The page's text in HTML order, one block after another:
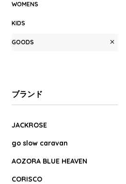
WOMENS
KIDS
GOODS
ブランド
JACKROSE
go slow caravan
AOZORA BLUE HEAVEN
CORISCO